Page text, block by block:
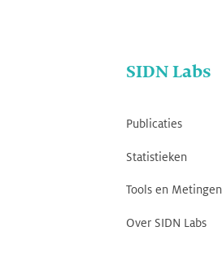
SIDN Labs
Publicaties
Statistieken
Tools en Metingen
Over SIDN Labs